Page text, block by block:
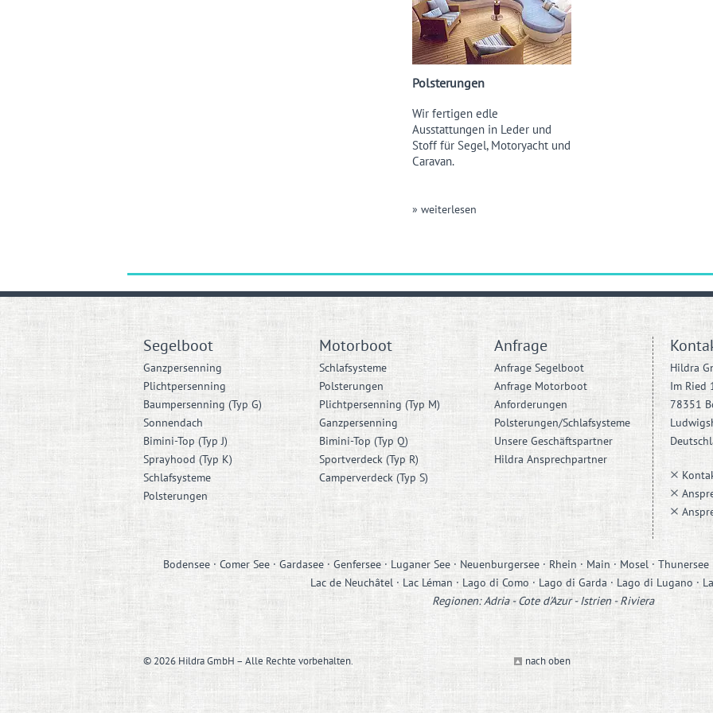
Polsterungen
Wir fertigen edle
Ausstattungen in Leder und
Stoff für Segel, Motoryacht und
Caravan.
» weiterlesen
Segelboot
Ganzpersenning
Plichtpersenning
Baumpersenning (Typ G)
Sonnendach
Bimini-Top (Typ J)
Sprayhood (Typ K)
Schlafsysteme
Polsterungen
Motorboot
Schlafsysteme
Polsterungen
Plichtpersenning (Typ M)
Ganzpersenning
Bimini-Top (Typ Q)
Sportverdeck (Typ R)
Camperverdeck (Typ S)
Anfrage
Anfrage Segelboot
Anfrage Motorboot
Anforderungen
Polsterungen/Schlafsysteme
Unsere Geschäftspartner
Hildra Ansprechpartner
Hildra
Im Ried
78351
Bodensee · Comer See · Gardasee · Genfersee · Luganer See · Neuenburgersee · Rhein · Main · Mosel ·
Lac de Neuchâtel · Lac Léman · Lago di Como · Lago di Garda · Lago di Lugano ·
Regionen: Adria - Cote d'Azur - Istrien - Riviera
© 2026 Hildra GmbH – Alle Rechte vorbehalten. nach oben